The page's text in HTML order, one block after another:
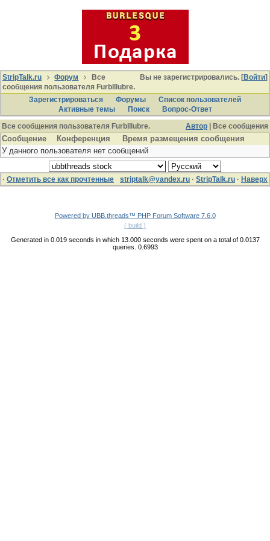
Вы не зарегистрировались. [Войти]
StripTalk.ru Форум
Все
сообщения пользователя FurbIllubre.
Зарегистрироваться
Форумы
Список пользователей
Активные темы
Поиcк
Вопрос-Ответ
Автор | Все сообщения
Все сообщения пользователя FurbIllubre.
Сообщение Конференция
Время размещения сообщения
У данного пользователя нет сообщений
· Отметить все как прочтенные striptalk@yandex.ru · StripTalk.ru · Наверх
Powered by UBB.threads™ PHP Forum Software 7.6.0
( build )
Generated in 0.019 seconds in which 13.000 seconds were spent on a total of 0.0137
queries. 0.6993